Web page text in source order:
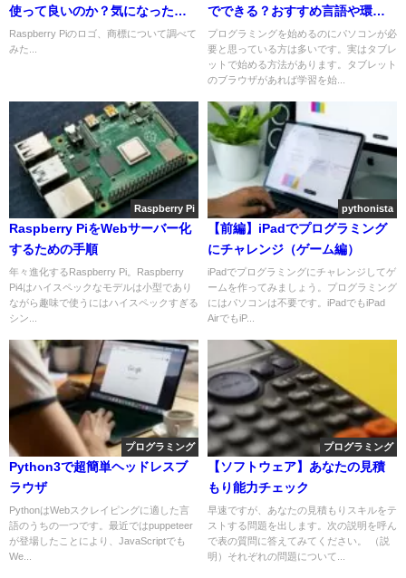
使って良いのか？気になったの
で調べてみた
Raspberry Piのロゴ、商標について調べて
みた...
でできる？おすすめ言語や環
境、学習方法は？
プログラミングを始めるのにパソコンが必
要と思っている方は多いです。実はタブレ
ットで始める方法があります。タブレット
のブラウザがあれば学習を始...
Raspberry Pi
Raspberry PiをWebサーバー化
するための手順
年々進化するRaspberry Pi。Raspberry
Pi4はハイスペックなモデルは小型であり
ながら趣味で使うにはハイスペックすぎる
シン...
pythonista
【前編】iPadでプログラミング
にチャレンジ（ゲーム編）
iPadでプログラミングにチャレンジしてゲ
ームを作ってみましょう。プログラミング
にはパソコンは不要です。iPadでもiPad
AirでもiP...
プログラミング
Python3で超簡単ヘッドレスブ
ラウザ
PythonはWebスクレイピングに適した言
語のうちの一つです。最近ではpuppeteer
が登場したことにより、JavaScriptでも
We...
プログラミング
【ソフトウェア】あなたの見積
もり能力チェック
早速ですが、あなたの見積もりスキルをテ
ストする問題を出します。次の説明を呼ん
で表の質問に答えてみてください。 （説
明）それぞれの問題について...